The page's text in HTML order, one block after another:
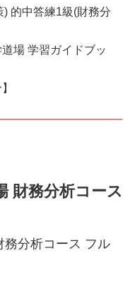
的中答練1級(財務分
場 学習ガイドブッ
財務分析コース
務分析コース フル